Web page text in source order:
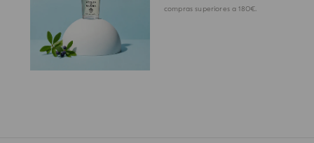
compras superiores a 180€.